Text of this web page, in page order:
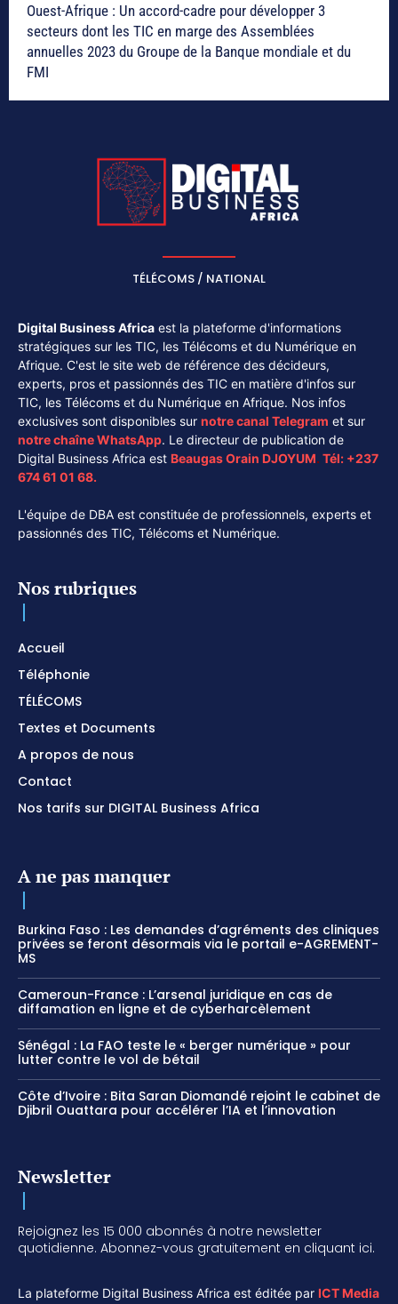
Ouest-Afrique : Un accord-cadre pour développer 3
secteurs dont les TIC en marge des Assemblées
annuelles 2023 du Groupe de la Banque mondiale et du
FMI
TÉLÉCOMS / NATIONAL
Digital Business Africa est la plateforme d'informations
stratégiques sur les TIC, les Télécoms et du Numérique en
Afrique. C'est le site web de référence des décideurs,
experts, pros et passionnés des TIC en matière d'infos sur
TIC, les Télécoms et du Numérique en Afrique. Nos infos
exclusives sont disponibles sur notre canal Telegram et sur
notre chaîneWhatsApp. Le directeur de publication de
Digital Business Africa est Beaugas Orain DJOYUM. Tél: +237
674 61 01 68.
L'équipe de DBA est constituée de professionnels, experts et
passionnés des TIC, Télécoms et Numérique.
Nos rubriques
Accueil
Téléphonie
TÉLÉCOMS
Textes et Documents
A propos de nous
Contact
Nos tarifs sur DIGITAL Business Africa
A ne pas manquer
Burkina Faso : Les demandes d’agréments des cliniques
privées se feront désormais via le portail e-AGREMENT-
MS
Cameroun-France : L’arsenal juridique en cas de
diffamation en ligne et de cyberharcèlement
Sénégal : La FAO teste le « berger numérique » pour
lutter contre le vol de bétail
Côte d’Ivoire : Bita Saran Diomandé rejoint le cabinet de
Djibril Ouattara pour accélérer l’IA et l’innovation
Newsletter
Rejoignez les 15 000 abonnés à notre newsletter
quotidienne. Abonnez-vous gratuitement en cliquant ici.
La plateforme Digital Business Africa est éditée par ICT Media